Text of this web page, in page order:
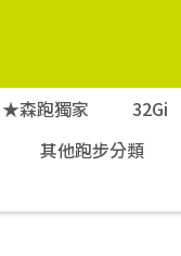
★森跑獨家 32Gi
其他跑步分類